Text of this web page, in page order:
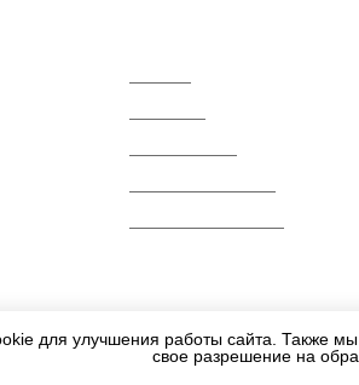
для улучшения работы сайта. Также
свое разрешение на